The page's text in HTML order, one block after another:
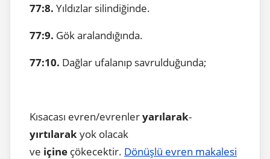
77:8. Yıldızlar silindiğinde.
77:9. Gök aralandığında.
77:10. Dağlar ufalanıp savrulduğunda;
Kısacası evren/evrenleryarılarak-
yırtılarakyok olacak
ve içine çökecektir. Dönüşlü evren makalesi